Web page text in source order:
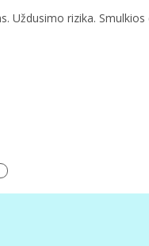
Uždusimo rizika. Smulkios